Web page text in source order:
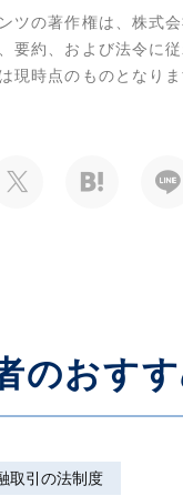
ツの著作権は、株式
要約、および法令に
現時点のものとなりま
のおす
取引の法制度